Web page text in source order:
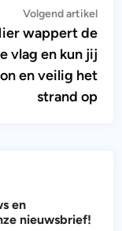
Volgend artikel
wappert de
vlag en kun jij
en veilig het
strand op
en
nieuwsbrief!